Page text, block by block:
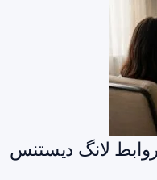
روابط لانگ دیستنس